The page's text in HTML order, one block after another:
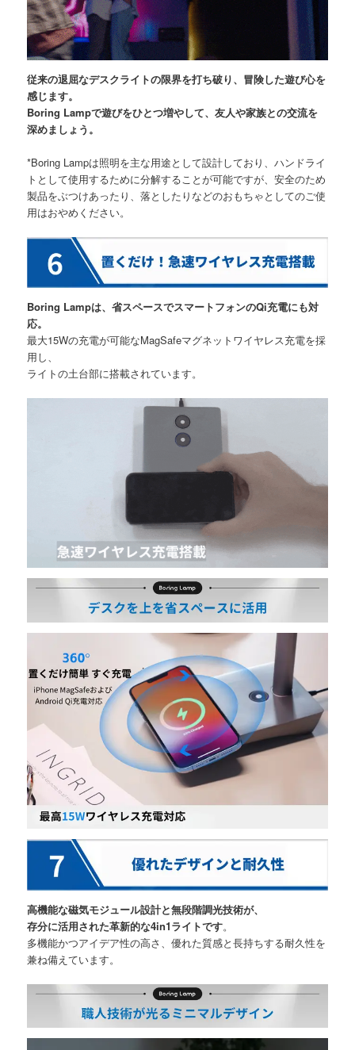
従来の退屈なデスクライトの限界を打ち破り、冒険した遊び心を
感じます。
Boring Lampで遊びをひとつ増やして、友人や家族との交流を
深めましょう。
*Boring Lampは照明を主な用途として設計しており、ハンドライ
トとして使用するために分解することが可能ですが、安全のため
製品をぶつけあったり、落としたりなどのおもちゃとしてのご使
用はおやめください。
Boring Lampは、省スペースでスマートフォンのQi充電にも対
応。
最大15Wの充電が可能なMagSafeマグネットワイヤレス充電を採
用し、
ライトの土台部に搭載されています。
高機能な磁気モジュール設計と無段階調光技術が、
存分に活用された革新的な4in1ライトです。
多機能かつアイデア性の高さ、優れた質感と長持ちする耐久性を
兼ね備えています。